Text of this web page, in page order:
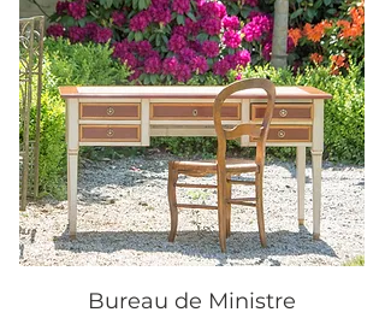
Bureau de Ministre